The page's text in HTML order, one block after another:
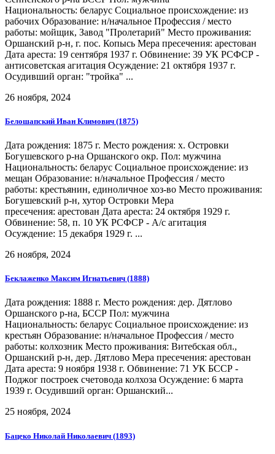
Национальность: беларус Социальное происхождение: из
рабочих Образование: н/начальное Профессия / место
работы: мойщик, Завод "Пролетарий" Место проживания:
Оршанский р-н, г. пос. Копысь Мера пресечения: арестован
Дата ареста: 19 сентября 1937 г. Обвинение: 39 УК РСФСР -
антисоветская агитация Осуждение: 21 октября 1937 г.
Осудивший орган: "тройка" ...
26 ноября, 2024
Белошапский Иван Климович (1875)
Дата рождения: 1875 г. Место рождения: х. Островки
Богушевского р-на Оршанского окр. Пол: мужчина
Национальность: беларус Социальное происхождение: из
мещан Образование: н/начальное Профессия / место
работы: крестьянин, единоличное хоз-во Место проживания:
Богушевский р-н, хутор Островки Мера
пресечения: арестован Дата ареста: 24 октября 1929 г.
Обвинение: 58, п. 10 УК РСФСР - А/с агитация
Осуждение: 15 декабря 1929 г. ...
26 ноября, 2024
Беклаженко Максим Игнатьевич (1888)
Дата рождения: 1888 г. Место рождения: дер. Дятлово
Оршанского р-на, БССР Пол: мужчина
Национальность: беларус Социальное происхождение: из
крестьян Образование: н/начальное Профессия / место
работы: колхозник Место проживания: Витебская обл.,
Оршанский р-н, дер. Дятлово Мера пресечения: арестован
Дата ареста: 9 ноября 1938 г. Обвинение: 71 УК БССР -
Поджог построек счетовода колхоза Осуждение: 6 марта
1939 г. Осудивший орган: Оршанский...
25 ноября, 2024
Бацеко Николай Николаевич (1893)